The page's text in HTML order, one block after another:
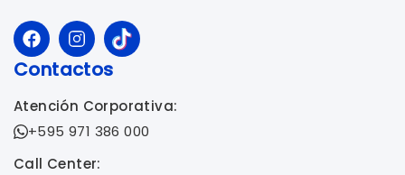
Contactos
Atención Corporativa:
+595 971 386 000
Call Center: